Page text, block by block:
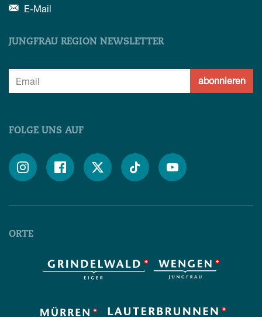
E-Mail
JUNGFRAU REGION NEWSLETTER
abonnieren
FOLGE UNS AUF
    
ORTE